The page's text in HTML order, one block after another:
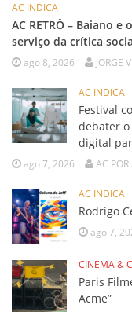
AC INDICA
AC RETRÔ – Baiano
serviço da crítica
ago 8, 2026 JORGE
AC INDICA
Festival
debater
digital
ago 7, 2026 AC
AC INDICA
Rodrigo
ago 7,
CINEMA &
Paris
Acme”